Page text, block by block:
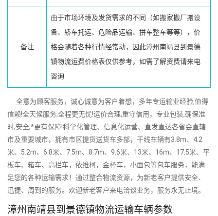
备注
由于市场环境及发货需求的不同（如搬家搬厂搬设
备、轿车托运、危险品运输、拼车整车等等），价
格会随着各种行情经常动，因此漳州南靖县到景德
镇物流运费价格表仅供参考，如需了解资费请来电
咨询
全意为顾客服务，诚心诚意为客户着想，多年专运输业经验,值得
信赖!全天候服务,全程更无忧!运价合理,重守信用，专业包装,确保准
时,安全,*更有保障!科学化管理、信息化运营、直发直达各省会直辖
市及重要城市，拥有市区提货送货车多部，干线车辆有3.8m、4.2
米、5.2m、6.8米、7.5m、8.7m、9.6米、13米、16m、17.5米、平
板车、箱车、高栏车，依维柯，金杯车，小面包等包车服务，能满
足您的各种运输需求！通过整合物流资源，为新老客户提供安全、
迅捷、周到的服务。欢迎新老客户来电洽谈业务，服务永无止境。
漳州南靖县到景德镇物流运输车辆参数